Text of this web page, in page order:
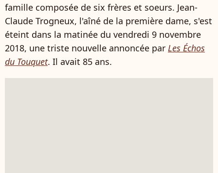
famille composée de six frères et soeurs. Jean-
Claude Trogneux, l'aîné de la première dame, s'est
éteint dans la matinée du vendredi 9 novembre
2018, une triste nouvelle annoncée par Les Échos
du Touquet. Il avait 85 ans.